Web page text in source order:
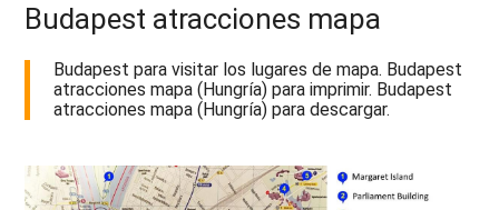
Budapest atracciones mapa
Budapest para visitar los lugares de mapa. Budapest
atracciones mapa (Hungría) para imprimir. Budapest
atracciones mapa (Hungría) para descargar.